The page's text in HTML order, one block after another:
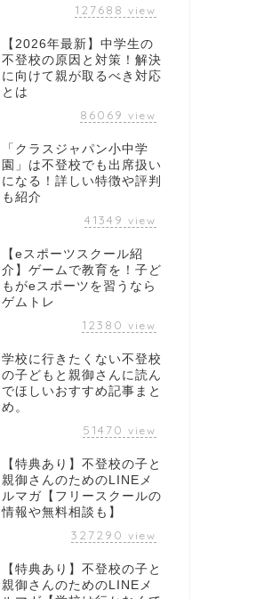
127688 view
【2026年最新】中学生の
不登校の原因と対策！解決
に向けて親が取るべき対応
とは
86069 view
「クラスジャパン小中学
園」は不登校でも出席扱い
になる！詳しい特徴や評判
も紹介
41349 view
【eスポーツスクール紹
介】ゲームで教育を！子ど
もがeスポーツを習うなら
ゲムトレ
12380 view
学校に行きたくない不登校
の子どもと親御さんに読ん
でほしいおすすめ記事まと
め。
51470 view
【特典あり】不登校の子と
親御さんのためのLINEメ
ルマガ【フリースクールの
情報や無料相談も】
327290 view
【特典あり】不登校の子と
親御さんのためのLINEメ